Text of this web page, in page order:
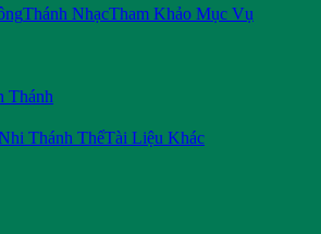
Thánh NhạcTham Khảo Mục Vụ
Thánh
Thánh ThểTài Liệu Khác